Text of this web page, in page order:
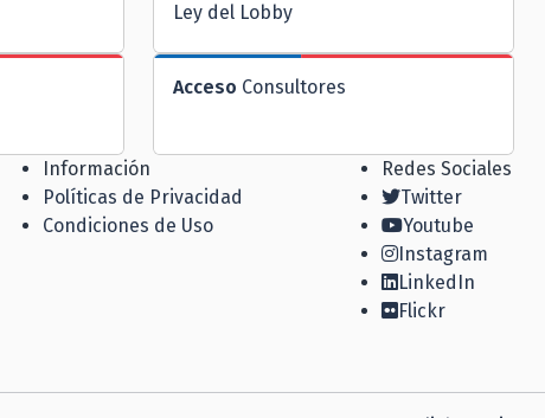
Ley del Lobby
Acceso Consultores
Información
Políticas de Privacidad
Condiciones de Uso
Redes Sociales
Twitter
Youtube
Instagram
LinkedIn
Flickr